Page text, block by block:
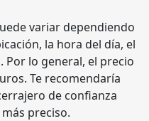
variar dependiendo
la hora del día, el
lo general, el precio
Te recomendaría
de confianza
preciso.